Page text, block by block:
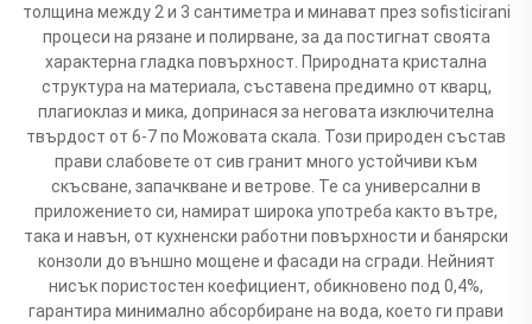
толщина между 2 и 3 сантиметра и минават през sofisticirani
процеси на рязане и полирване, за да постигнат своята
характерна гладка повърхност. Природната кристална
структура на материалa, съставена предимно от кварц,
плагиоклаз и мика, допринася за неговата изключителна
твърдост от 6-7 по Можовата скала. Този природен състав
прави слабовете от сив гранит много устойчиви към
скъсване, запачкване и ветрове. Те са универсални в
приложението си, намират широка употреба както вътре,
така и навън, от кухненски работни повърхности и банярски
конзоли до външно мощене и фасади на сгради. Нейният
нисък пористостен коефициент, обикновено под 0,4%,
гарантира минимално абсорбиране на вода, което ги прави